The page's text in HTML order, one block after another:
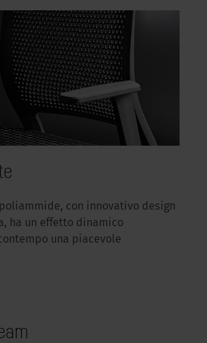
con innovativo design
ha un effetto dinamico
una piacevole